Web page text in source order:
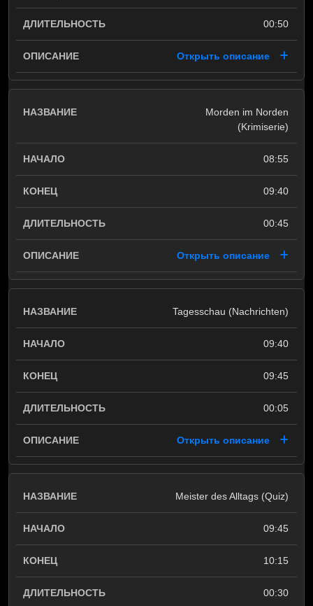
00:50
Открыть описание
Morden im Norden
(Krimiserie)
08:55
09:40
00:45
Открыть описание
Tagesschau (Nachrichten)
09:40
09:45
00:05
Открыть описание
Meister des Alltags (Quiz)
09:45
10:15
00:30